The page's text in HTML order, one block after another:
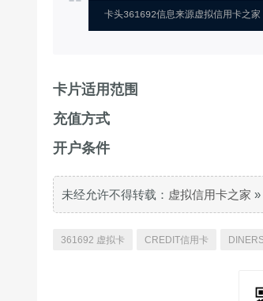
卡头361692信息来源虚拟信用卡之家
卡片适用范围
充值方式
开户条件
未经允许不得转载： 虚拟信用卡之家 »
361692 虚拟卡 CREDIT信用卡